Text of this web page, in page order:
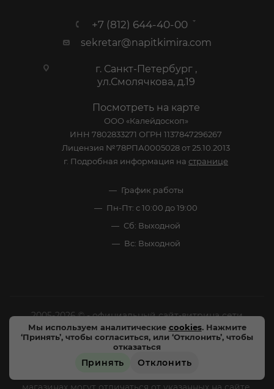
Мы используем аналитические cookies. Нажмите
‘Принять’, чтобы согласиться, или ‘Отклонить’, чтобы
отказаться
Принять Отклонить
+7 (812) 644-40-00
sekretar@napitkimira.com
г. Санкт-Петербург ,
ул.Смолячкова, д.19
Посмотреть на карте
ООО «Калейдоскоп»
ИНН 7802833271 ОГРН 1137847296267
Лицензия №78РПА0005028 от 25.10.2013
г. Подробная информация на странице
График работы
Пн-Пт: с 10:00 до 19:00
Сб: Выходной
Вс: Выходной
2005-2026 © - официальный сайт-витрина сети
специализированных напитков "Калейдоскоп Напитков
Мира". Все права защищены.
магазинах могут отличаться от указанных на сайте.